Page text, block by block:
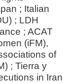
; Italian
; LDH
; ACAT
(iFM),
of
; Tierra y
in Iran